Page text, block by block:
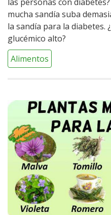
mucha sandía suba
la sandía para la diabetes.
glucémico alto?
Alimentos